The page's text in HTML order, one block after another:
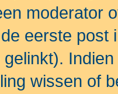
moderator
eerste post
wissen of